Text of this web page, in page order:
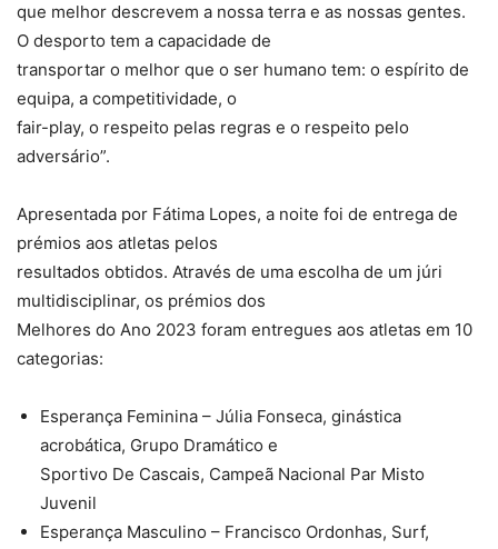
que melhor descrevem a nossa terra e as nossas gentes.
O desporto tem a capacidade de
transportar o melhor que o ser humano tem: o espírito de
equipa, a competitividade, o
fair-play, o respeito pelas regras e o respeito pelo
adversário”.
Apresentada por Fátima Lopes, a noite foi de entrega de
prémios aos atletas pelos
resultados obtidos. Através de uma escolha de um júri
multidisciplinar, os prémios dos
Melhores do Ano 2023 foram entregues aos atletas em 10
categorias:
Esperança Feminina – Júlia Fonseca, ginástica
acrobática, Grupo Dramático e
Sportivo De Cascais, Campeã Nacional Par Misto
Juvenil
Esperança Masculino – Francisco Ordonhas, Surf,